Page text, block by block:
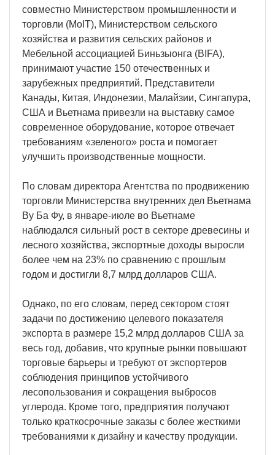
совместно Министерством промышленности и
торговли (MoIT), Министерством сельского
хозяйства и развития сельских районов и
Мебельной ассоциацией Биньзыонга (BIFA),
принимают участие 150 отечественных и
зарубежных предприятий. Представители
Канады, Китая, Индонезии, Малайзии, Сингапура,
США и Вьетнама привезли на выставку самое
современное оборудование, которое отвечает
требованиям «зеленого» роста и помогает
улучшить производственные мощности.
По словам директора Агентства по продвижению
торговли Министерства внутренних дел Вьетнама
Ву Ба Фу, в январе-июле во Вьетнаме
наблюдался сильный рост в секторе древесины и
лесного хозяйства, экспортные доходы выросли
более чем на 23% по сравнению с прошлым
годом и достигли 8,7 млрд долларов США.
Однако, по его словам, перед сектором стоят
задачи по достижению целевого показателя
экспорта в размере 15,2 млрд долларов США за
весь год, добавив, что крупные рынки повышают
торговые барьеры и требуют от экспортеров
соблюдения принципов устойчивого
лесопользования и сокращения выбросов
углерода. Кроме того, предприятия получают
только краткосрочные заказы с более жесткими
требованиями к дизайну и качеству продукции.